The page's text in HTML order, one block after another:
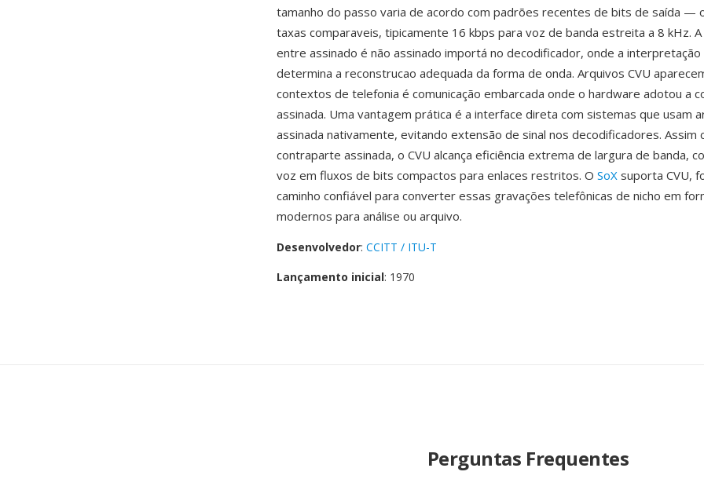
tamanho do passo varia de acordo com padrões recentes de bits de saída —
taxas comparaveis, tipicamente 16 kbps para voz de banda estreita a 8 kHz.
entre assinado é não assinado importá no decodificador, onde a
determina a reconstrucao adequada da forma de onda. Arquivos CVU
contextos de telefonia é comunicação embarcada onde o hardware adotou a
assinada. Uma vantagem prática é a interface direta com sistemas que usam
assinada nativamente, evitando extensão de sinal nos decodificadores. Assim
contraparte assinada, o CVU alcança eficiência extrema de largura de banda,
voz em fluxos de bits compactos para enlaces restritos. O SoX suporta CVU,
caminho confiável para converter essas gravações telefônicas de nicho em
modernos para análise ou arquivo.
Desenvolvedor: CCITT / ITU-T
Lançamento inicial: 1970
Perguntas Frequentes